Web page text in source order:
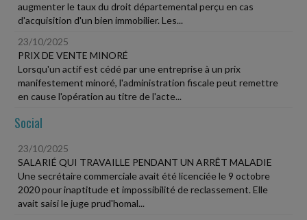
augmenter le taux du droit départemental perçu en cas
d'acquisition d'un bien immobilier. Les...
23/10/2025
PRIX DE VENTE MINORÉ
Lorsqu'un actif est cédé par une entreprise à un prix
manifestement minoré, l'administration fiscale peut remettre
en cause l'opération au titre de l'acte...
Social
23/10/2025
SALARIÉ QUI TRAVAILLE PENDANT UN ARRÊT MALADIE
Une secrétaire commerciale avait été licenciée le 9 octobre
2020 pour inaptitude et impossibilité de reclassement. Elle
avait saisi le juge prud'homal...